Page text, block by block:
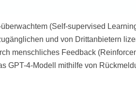
(Self-supervised
und von Drittanbietern
menschliches Feedback
GPT-4-Modell mithilfe von